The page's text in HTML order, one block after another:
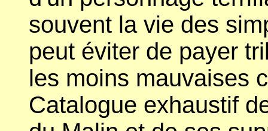
souvent la vie des
peut éviter de payer
les moins mauvaises
Catalogue exhaustif